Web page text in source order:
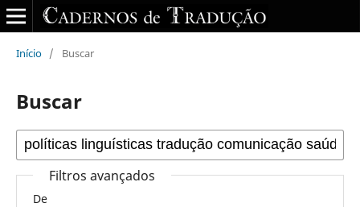
Início / Buscar
Buscar
Filtros avançados
De